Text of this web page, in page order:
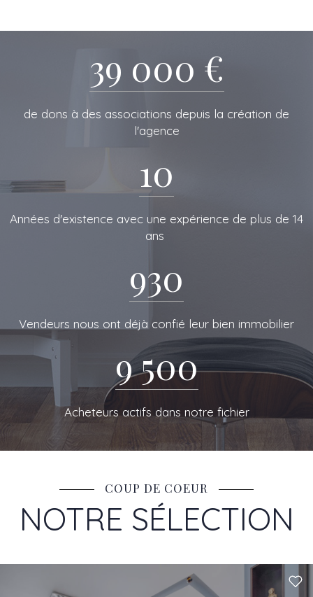
L'IMMOBILIERE
39 000 €
de dons à des associations depuis la création de
l'agence
10
Années d'existence avec une expérience de plus de 14
ans
930
Vendeurs nous ont déjà confié leur bien immobilier
9 500
Acheteurs actifs dans notre fichier
COUP DE COEUR
NOTRE SÉLECTION